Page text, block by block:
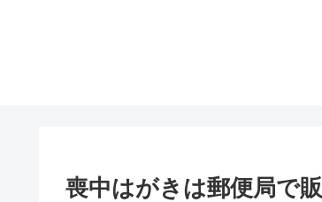
喪中はがきは郵便局で